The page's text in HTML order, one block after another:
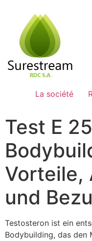
contenu
La société
Test E
Vorteile,
und
Testosteron ist ein
Bodybuilding, das den